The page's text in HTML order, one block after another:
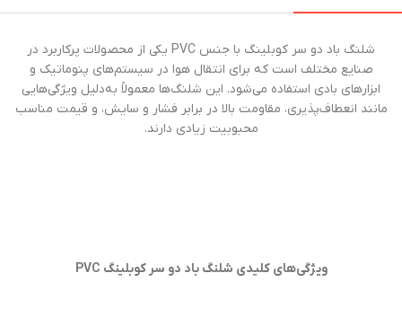
شلنگ باد دو سر کوبلینگ با جنس PVC یکی از محصولات پرکاربرد در
صنایع مختلف است که برای انتقال هوا در سیستم‌های پنوماتیک و
ابزارهای بادی استفاده می‌شود. این شلنگ‌ها معمولاً به‌دلیل ویژگی‌هایی
مانند انعطاف‌پذیری، مقاومت بالا در برابر فشار و سایش، و قیمت مناسب
محبوبیت زیادی دارند.
ویژگی‌های کلیدی شلنگ باد دو سر کوبلینگ PVC